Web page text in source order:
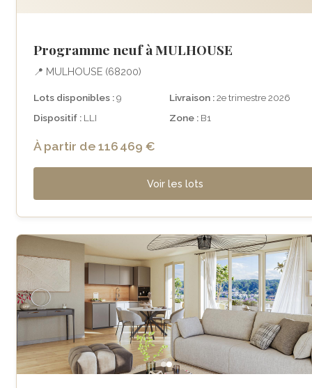
Programme neuf à MULHOUSE
📍 MULHOUSE (68200)
Lots disponibles :9 Livraison :2e trimestre 2026
Dispositif : LLI Zone : B1
À partir de 116 469 €
Voir les lots